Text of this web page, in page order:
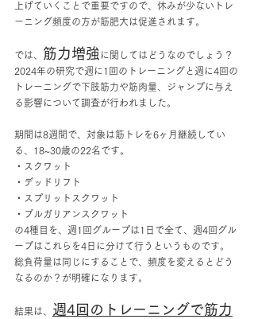
上げていくことで重要ですので、休みが少ないトレ
ーニング頻度の方が筋肥大は促進されます。
では、 筋力増強 に関してはどうなのでしょう？
2024年の研究で週に1回のトレーニングと週に4回の
トレーニングで下肢筋力や筋肉量、ジャンプに与え
る影響について調査が行われました。
期間は8週間で、対象は筋トレを6ヶ月継続してい
る、18~30歳の22名です。
・スクワット
・デッドリフト
・スプリットスクワット
・ブルガリアンスクワット
の4種目を、週1回グループは1日で全て、週4回グル
ープはこれらを4日に分けて行うというものです。
総負荷量は同じにすることで、頻度を変えるとどう
なるのか？が明確になります。
結果は、 週4回のトレーニングで筋力